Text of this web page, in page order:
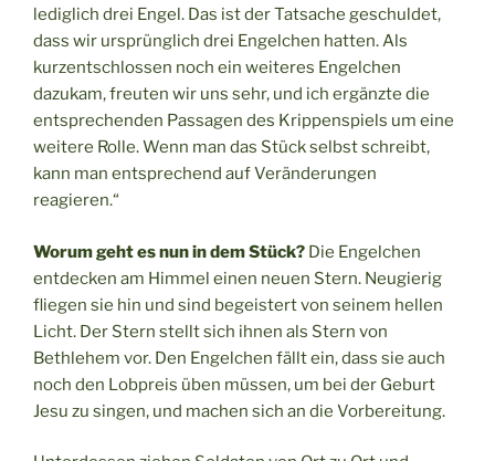
lediglich drei Engel. Das ist der Tatsache geschuldet,
dass wir ursprünglich drei Engelchen hatten. Als
kurzentschlossen noch ein weiteres Engelchen
dazukam, freuten wir uns sehr, und ich ergänzte die
entsprechenden Passagen des Krippenspiels um eine
weitere Rolle. Wenn man das Stück selbst schreibt,
kann man entsprechend auf Veränderungen
reagieren.“
Worum geht es nun in dem Stück? Die Engelchen
entdecken am Himmel einen neuen Stern. Neugierig
fliegen sie hin und sind begeistert von seinem hellen
Licht. Der Stern stellt sich ihnen als Stern von
Bethlehem vor. Den Engelchen fällt ein, dass sie auch
noch den Lobpreis üben müssen, um bei der Geburt
Jesu zu singen, und machen sich an die Vorbereitung.